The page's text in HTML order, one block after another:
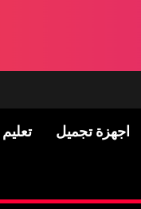
اجهزة تجميل تعليم